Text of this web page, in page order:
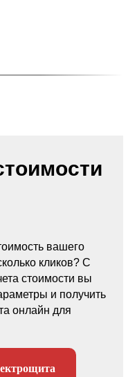
вашего
кликов? С
стоимости вы
и получить
онлайн для